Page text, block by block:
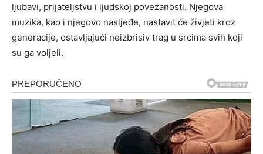
ljubavi, prijateljstvu i ljudskoj povezanosti. Njegova
muzika, kao i njegovo nasljeđe, nastavit će živjeti kroz
generacije, ostavljajući neizbrisiv trag u srcima svih koji
su ga voljeli.